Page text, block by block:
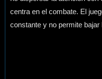
centra en el combate. El
constante y no permite bajar